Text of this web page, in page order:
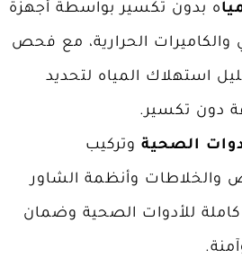
ه بدون تكسير بواسطة أجهزة
والكاميرات الحرارية، مع فحص
استهلاك المياه لتحديد
دون تكسير.
الصحية وتركيب
والخلاطات وأنظمة الشاور
كاملة للأدوات الصحية وضمان